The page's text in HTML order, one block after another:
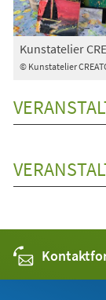
© Kunstatelier
Kunstatelier